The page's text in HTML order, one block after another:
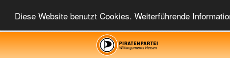
Diese Website benutzt Cookies. Weiterführende